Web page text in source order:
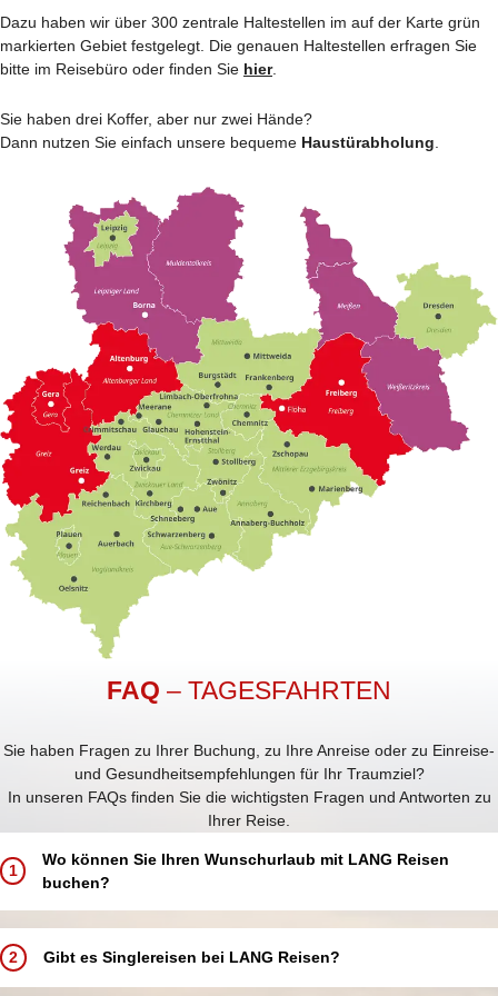
Dazu haben wir über 300 zentrale Haltestellen im auf der Karte grün
markierten Gebiet festgelegt. Die genauen Haltestellen erfragen Sie
bitte im Reisebüro oder finden Sie hier.
Sie haben drei Koffer, aber nur zwei Hände?
Dann nutzen Sie einfach unsere bequeme Haustürabholung.
FAQ – TAGESFAHRTEN
Sie haben Fragen zu Ihrer Buchung, zu Ihre Anreise oder zu Einreise-
und Gesundheitsempfehlungen für Ihr Traumziel?
In unseren FAQs finden Sie die wichtigsten Fragen und Antworten zu
Ihrer Reise.
1
Wo können Sie Ihren Wunschurlaub mit LANG Reisen
buchen?
Buchen Sie Ihren Traumurlaub ganz einfach und bequem:
In einem unserer 5 LANG Reisebüros in Annaberg-Buchholz, Aue,
Chemnitz, Schwarzenberg und Zwickau
2 Gibt es Singlereisen bei LANG Reisen?